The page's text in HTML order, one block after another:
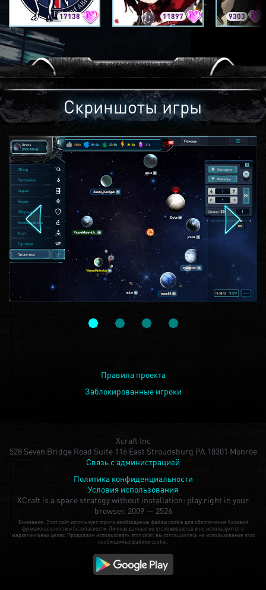
17138 11897 9303
Скриншоты игры
Правила проекта
Заблокированные игроки
Xcraft Inc
528 Seven Bridge Road Suite 116 East Stroudsburg PA 18301 Monroe
Связь с администрацией
Политика конфиденциальности
Условия использования
XCraft is a space strategy without installation: play right in your
browser. 2009 — 2526
Внимание: Этот сайт использует строго необходимые файлы cookie для обеспечения базовой
функциональности и безопасности. Личные данные не отслеживаются и не используются в
маркетинговых целях. Продолжая использовать этот сайт, вы соглашаетесь на использование этих
необходимых файлов cookie.